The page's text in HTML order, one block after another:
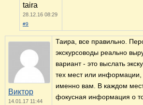
taira
28.12.16 08:29
#9
Виктор
14.01.17 11:44
Таира, все правильно.
экскурсоводы реально
вариант - это выслать
тех мест или
именно вам. В каждом
фокусная информация о